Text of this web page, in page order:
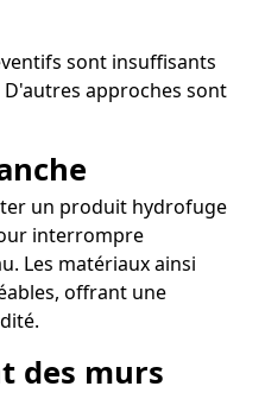
sont insuffisants
approches sont
un produit hydrofuge
interrompre
Les matériaux ainsi
offrant une
des murs